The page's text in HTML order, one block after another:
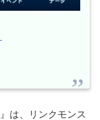
は、リンクモンス